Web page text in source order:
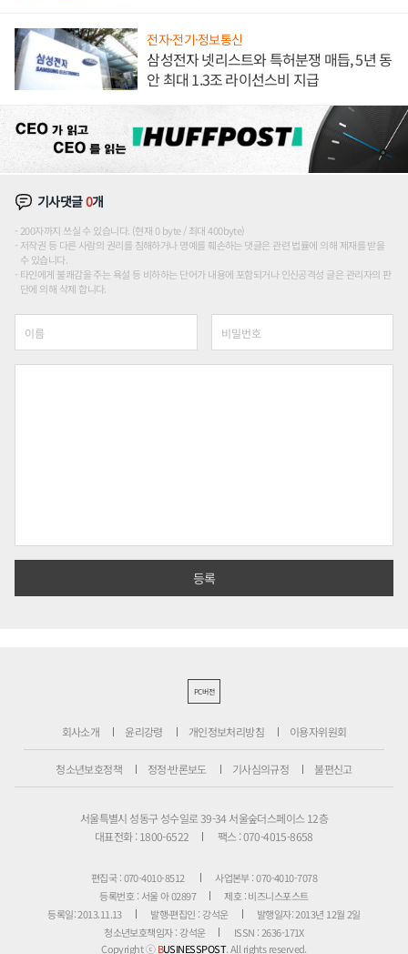
전자·전기·정보통신
삼성전자 넷리스트와 특허분쟁 매듭, 5년 동
안 최대 1.3조 라이선스비 지급
기사댓글0개
200자까지 쓰실 수 있습니다. (현재 0 byte / 최대 400byte)
저작권 등 다른 사람의 권리를 침해하거나 명예를 훼손하는 댓글은 관련 법률에 의해 제재를 받을
수 있습니다.
타인에게 불쾌감을 주는 욕설 등 비하하는 단어가 내용에 포함되거나 인신공격성 글은 관리자의 판
단에 의해 삭제 합니다.
PC버전
회사소개 윤리강령 개인정보처리방침 이용자위원회
청소년보호정책 정정·반론보도 기사심의규정 불편신고
서울특별시 성동구 성수일로 39-34 서울숲더스페이스 12층
대표전화 : 1800-6522
팩스 : 070-4015-8658
편집국 : 070-4010-8512
사업본부 : 070-4010-7078
등록번호 : 서울 아 02897
제호 : 비즈니스포스트
등록일: 2013.11.13
발행·편집인 : 강석운
발행일자: 2013년 12월 2일
청소년보호책임자 : 강석운
ISSN : 2636-171X
Copyright ⓒBUSINESSPOST. All rights reserved.